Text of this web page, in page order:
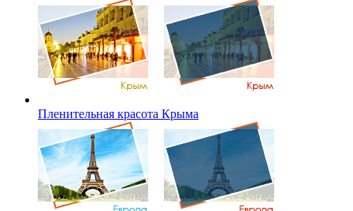
Пленительная красота Крыма